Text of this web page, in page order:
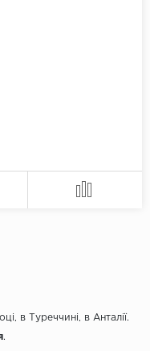
в Туреччині, в Анталії.
.